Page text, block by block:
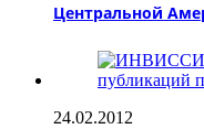
Центральной
24.02.2012